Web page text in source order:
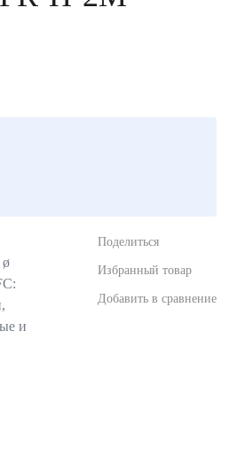
ø
и
Поделиться
Избранный товар
Добавить в сравнение